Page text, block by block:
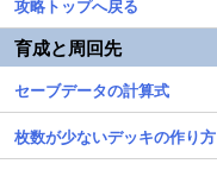
攻略トップへ戻る
育成と周回先
セーブデータの計算式
枚数が少ないデッキの作り方